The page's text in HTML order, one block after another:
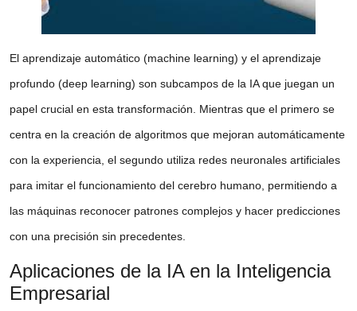
El aprendizaje automático (machine learning) y el aprendizaje
profundo (deep learning) son subcampos de la IA que juegan un
papel crucial en esta transformación. Mientras que el primero se
centra en la creación de algoritmos que mejoran automáticamente
con la experiencia, el segundo utiliza redes neuronales artificiales
para imitar el funcionamiento del cerebro humano, permitiendo a
las máquinas reconocer patrones complejos y hacer predicciones
con una precisión sin precedentes.
Aplicaciones de la IA en la Inteligencia
Empresarial